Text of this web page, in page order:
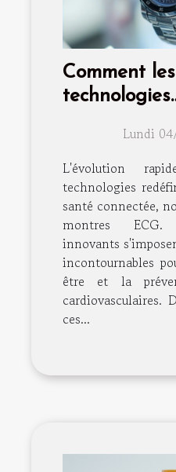
Comment
technologies
montres
santé
Lundi
L'évolution
technologies
santé connectée,
montres
innovants
incontournables
être et la
cardiovasculaires.
ces...